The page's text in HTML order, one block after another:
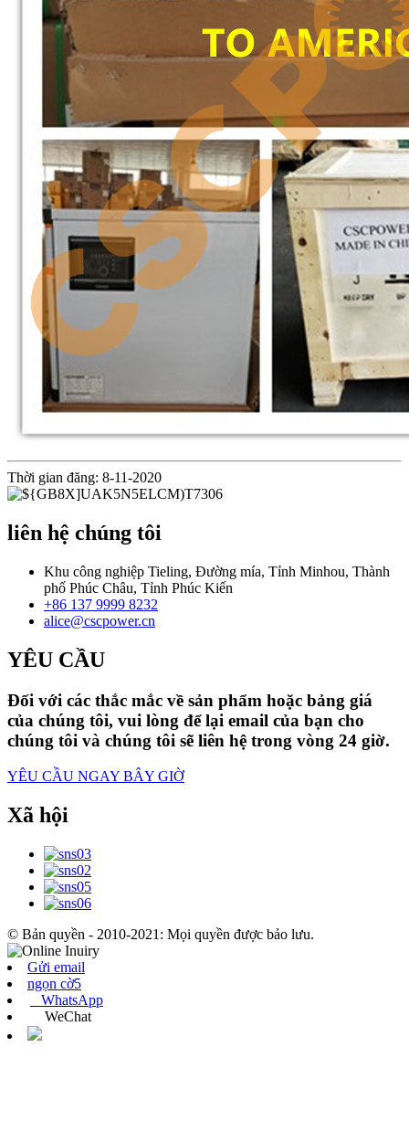
Thời gian đăng: 8-11-2020
liên hệ chúng tôi
Khu công nghiệp Tieling, Đường mía, Tỉnh Minhou, Thành
phố Phúc Châu, Tỉnh Phúc Kiến
+86 137 9999 8232
alice@cscpower.cn
YÊU CẦU
Đối với các thắc mắc về sản phẩm hoặc bảng giá
của chúng tôi, vui lòng để lại email của bạn cho
chúng tôi và chúng tôi sẽ liên hệ trong vòng 24 giờ.
YÊU CẦU NGAY BÂY GIỜ
Xã hội
© Bản quyền - 2010-2021: Mọi quyền được bảo lưu.
Gửi email
ngọn cờ5
WhatsApp
WeChat